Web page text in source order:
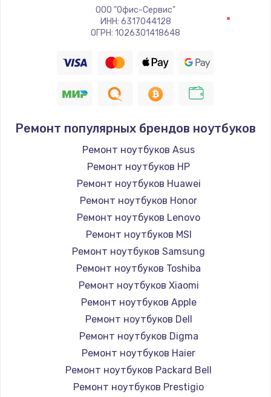
ООО "Офис-Сервис"
ИНН: 6317044128
ОГРН: 1026301418648
Ремонт популярных брендов ноутбуков
Ремонт ноутбуков Asus
Ремонт ноутбуков HP
Ремонт ноутбуков Huawei
Ремонт ноутбуков Honor
Ремонт ноутбуков Lenovo
Ремонт ноутбуков MSI
Ремонт ноутбуков Samsung
Ремонт ноутбуков Toshiba
Ремонт ноутбуков Xiaomi
Ремонт ноутбуков Apple
Ремонт ноутбуков Dell
Ремонт ноутбуков Digma
Ремонт ноутбуков Haier
Ремонт ноутбуков Packard Bell
Ремонт ноутбуков Prestigio